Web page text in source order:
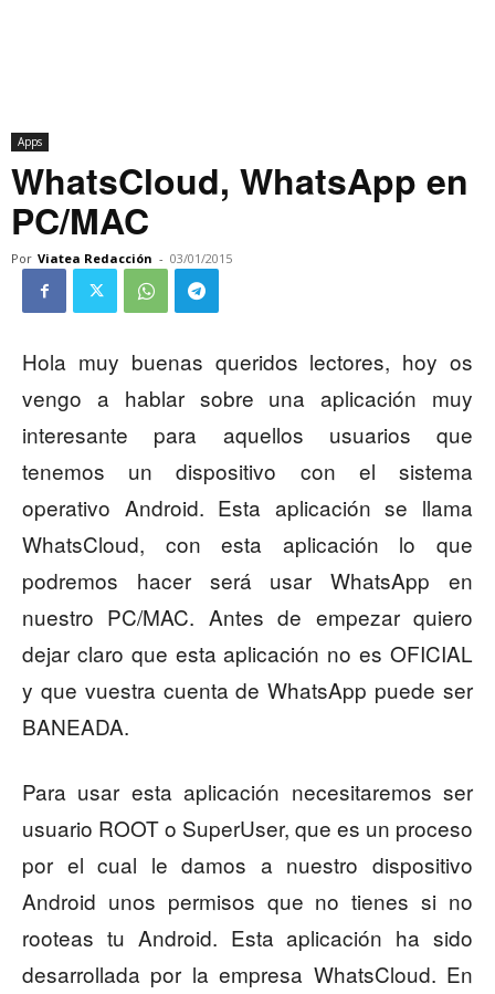
Apps
WhatsCloud, WhatsApp en
PC/MAC
Por Viatea Redacción - 03/01/2015
Hola muy buenas queridos lectores, hoy os
vengo a hablar sobre una aplicación muy
interesante para aquellos usuarios que
tenemos un dispositivo con el sistema
operativo Android. Esta aplicación se llama
WhatsCloud, con esta aplicación lo que
podremos hacer será usar WhatsApp en
nuestro PC/MAC. Antes de empezar quiero
dejar claro que esta aplicación no es OFICIAL
y que vuestra cuenta de WhatsApp puede ser
BANEADA.
Para usar esta aplicación necesitaremos ser
usuario ROOT o SuperUser, que es un proceso
por el cual le damos a nuestro dispositivo
Android unos permisos que no tienes si no
rooteas tu Android. Esta aplicación ha sido
desarrollada por la empresa WhatsCloud. En